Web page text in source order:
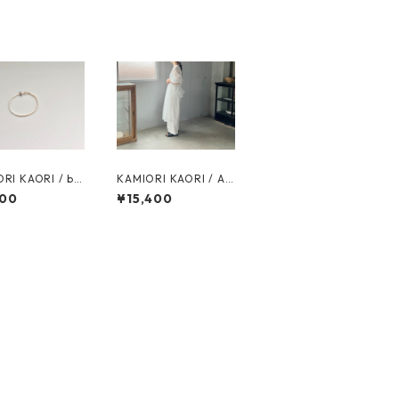
KAORI / bo
pearl bracele
KAMIORI KAORI / AP
RON / white
¥15,400